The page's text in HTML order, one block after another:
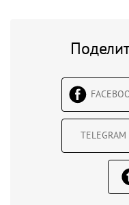
TELEGRAM